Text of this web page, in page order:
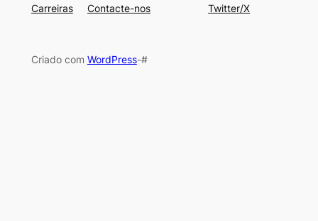
Carreiras
Contacte-nos
Twitter/X
Criado com WordPress-#